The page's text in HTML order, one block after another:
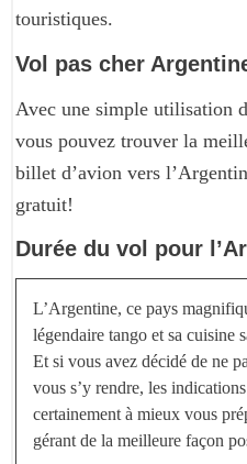
touristiques.
Vol pas cher
Avec une simple utilisation
vous pouvez trouver la
billet d’avion vers
gratuit!
Durée du vol pour
L’Argentine, ce pays
légendaire tango et sa cuisine
Et si vous avez décidé de ne
vous s’y rendre, les
certainement à mieux vous
gérant de la meilleure façon